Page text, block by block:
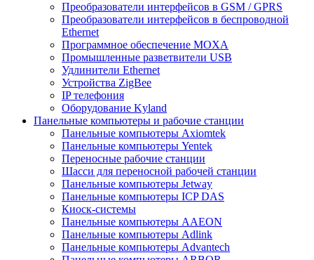
Преобразователи интерфейсов в GSM / GPRS
Преобразователи интерфейсов в беспроводной
Ethernet
Программное обеспечение MOXA
Промышленные разветвители USB
Удлинители Ethernet
Устройства ZigBee
IP телефония
Оборудование Kyland
Панельные компьютеры и рабочие станции
Панельные компьютеры Axiomtek
Панельные компьютеры Yentek
Переносные рабочие станции
Шасси для переносной рабочей станции
Панельные компьютеры Jetway
Панельные компьютеры ICP DAS
Киоск-системы
Панельные компьютеры AAEON
Панельные компьютеры Adlink
Панельные компьютеры Advantech